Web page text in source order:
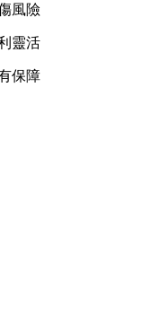
風險
靈活
保障